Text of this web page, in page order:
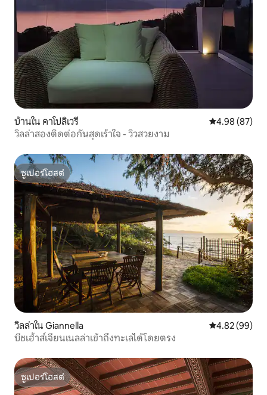
บ้านใน คาโปลิเวรี คะแนนเฉลี่ย
4.98 (87)
วิลล่าสองติดต่อกันสุดเร้าใจ - วิวสวยงาม
ซูเปอร์โฮสต์
ซูเปอร์โฮสต์
วิลล่าใน Giannella คะแนนเฉลี่ย
4.82 (99)
บีชเฮ้าส์เจียนเนลล่าเข้าถึงทะเลได้โดยตรง
ซูเปอร์โฮสต์
ซูเปอร์โฮสต์